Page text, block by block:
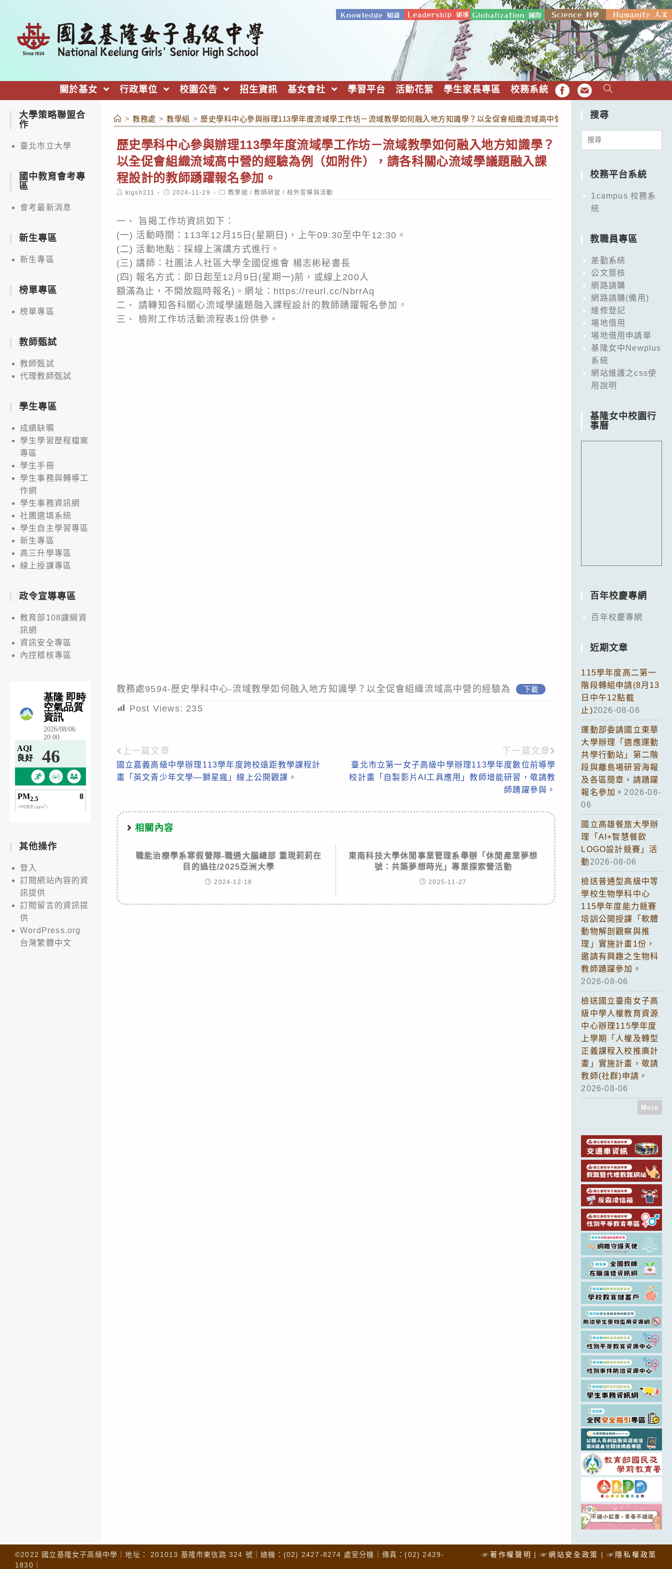
關於基女 行政單位 校園公告 招生資訊 基女會社 學習平台 活動花絮 學生家長專區 校務系統 FB EMAIL
> 教務處 > 教學組 > 歷史學科中心參與辦理113學年度流域學工作坊－流域教學如何融入地方知識學？以全促會組織流域高中營的經驗為例（如附件），請各
歷史學科中心參與辦理113學年度流域學工作坊－流域教學如何融入地方知識學？
以全促會組織流域高中營的經驗為例（如附件），請各科關心流域學議題融入課
程設計的教師踴躍報名參加。
Post
author:
klgsh211
Post
published:
2024-11-29
Post
category:
教學組 / 教師研習 / 校外宣導與活動
一、 旨揭工作坊資訊如下：
(一) 活動時間：113年12月15日(星期日)，上午09:30至中午12:30。
(二) 活動地點：採線上演講方式進行。
(三) 講師：社團法人社區大學全國促進會 楊志彬秘書長
(四) 報名方式：即日起至12月9日(星期一)前，或線上200人
額滿為止，不開放臨時報名)。網址：https://reurl.cc/NbrrAq
二、 請轉知各科關心流域學議題融入課程設計的教師踴躍報名參加。
三、 檢附工作坊活動流程表1份供參。
教務處9594-歷史學科中心-流域教學如何融入地方知識學？以全促會組織流域高中營的經驗為 下載
Post Views: 235
Read
more
上一篇文章
國立嘉義高級中學辦理113學年度跨校遠距教學課程計
畫「英文青少年文學—獅星瘋」線上公開觀課。
下一篇文章
臺北市立第一女子高級中學辦理113學年度數位前導學
校計畫「自製影片AI工具應用」教師增能研習，敬請教
師踴躍參與。
相關內容
職能治療學系寒假營隊-職通大腦總部 重現莉莉在
目的過往/2025亞洲大學
2024-12-18
東南科技大學休閒事業管理系舉辦「休閒產業夢想
號：共築夢想時光」專業探索營活動
2025-11-27
大學策略聯盟合
作
臺北市立大學
國中教育會考專
區
會考最新消息
新生專區
新生專區
榜單專區
榜單專區
教師甄試
教師甄試
代理教師甄試
學生專區
成績缺曠
學生學習歷程檔案
專區
學生手冊
學生事務與轉導工
作網
學生事務資訊網
社團選填系統
學生自主學習專區
新生專區
高三升學專區
線上授課專區
政令宣導專區
教育部108課綱資
訊網
資訊安全專區
內控稽核專區
其他操作
登入
訂閱網站內容的資
訊提供
訂閱留言的資訊提
供
WordPress.org
台灣繁體中文
搜尋
Search
校務平台系統
1campus 校務系
統
教職員專區
差勤系統
公文簽核
網路請購
網路請購(備用)
維修登記
場地借用
場地借用申請單
基隆女中Newplus
系統
網站維護之css使
用說明
基隆女中校園行
事曆
百年校慶專網
百年校慶專網
近期文章
115學年度高二第一
階段轉組申請(8月13
日中午12點截
止)2026-08-06
運動部委請國立東華
大學辦理「適應運動
共學行動站」第二階
段與離島場研習海報
及各區簡章，請踴躍
報名參加。 2026-08-
06
國立高雄餐旅大學辦
理「AI+智慧餐飲
LOGO設計競賽」活
動 2026-08-06
檢送普通型高級中等
學校生物學科中心
115學年度能力競賽
培訓公開授課「軟體
動物解剖觀察與推
理」實施計畫1份，
邀請有興趣之生物科
教師踴躍參加。
2026-08-06
檢送國立臺南女子高
級中學人權教育資源
中心辦理115學年度
上學期「人權及轉型
正義課程入校推廣計
畫」實施計畫，敬請
教師(社群)申請。
2026-08-06
More
☞著作權聲明 ☞網站安全政策 ☞隱私權政策
©2022 國立基隆女子高級中學｜地址： 201013 基隆市東信路 324 號｜總機：(02) 2427-8274 處室分機｜傳真：(02) 2429-
1830｜